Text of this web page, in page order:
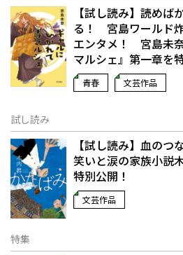
【試し読み】読めば
る！ 宮島ワールド
エンタメ！ 宮島未
マルシェ』第一章を
青春 文芸作品
試し読み
【試し読み】血のつ
笑いと涙の家族小説
特別公開！
文芸作品
特集